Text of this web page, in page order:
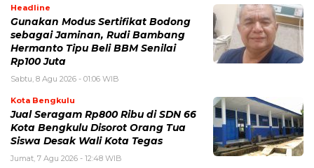
Headline
Gunakan Modus Sertifikat Bodong
sebagai Jaminan, Rudi Bambang
Hermanto Tipu Beli BBM Senilai
Rp100 Juta
Sabtu, 8 Agu 2026 - 01:06 WIB
Kota Bengkulu
Jual Seragam Rp800 Ribu di SDN 66
Kota Bengkulu Disorot Orang Tua
Siswa Desak Wali Kota Tegas
Jumat, 7 Agu 2026 - 12:48 WIB